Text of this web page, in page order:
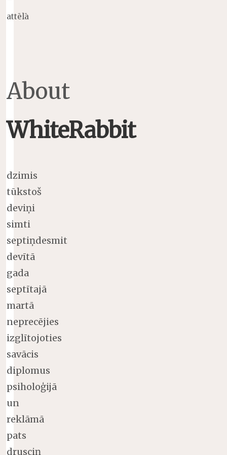
attēlā
About
WhiteRabbit
dzimis
tūkstoš
deviņi
simti
septiņdesmit
devītā
gada
septītajā
martā
neprecējies
izglītojoties
savācis
diplomus
psiholoģijā
un
reklāmā
pats
drusciņ